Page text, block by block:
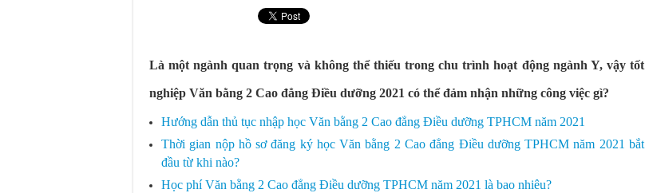
Cập nhật mới nhất về chính sách miễn giảm 100% học phí Cao đẳng Dược 2022
Chính sách miễn giảm học phí Cao đẳng Dược TPHCM năm 2022
Là một ngành quan trọng và không thể thiếu trong chu trình hoạt động ngành Y, vậy tốt
nghiệp Văn bằng 2 Cao đẳng Điều dưỡng 2021 có thể đảm nhận những công việc gì?
Hướng dẫn thủ tục nhập học Văn bằng 2 Cao đẳng Điều dưỡng TPHCM năm 2021
Thời gian nộp hồ sơ đăng ký học Văn bằng 2 Cao đẳng Điều dưỡng TPHCM năm 2021 bắt
đầu từ khi nào?
Học phí Văn bằng 2 Cao đẳng Điều dưỡng TPHCM năm 2021 là bao nhiêu?